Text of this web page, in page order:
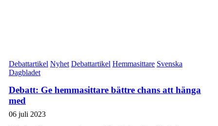
Debattartikel Nyhet Debattartikel Hemmasittare Svenska
Dagbladet
Debatt: Ge hemmasittare bättre chans att hänga
med
06 juli 2023